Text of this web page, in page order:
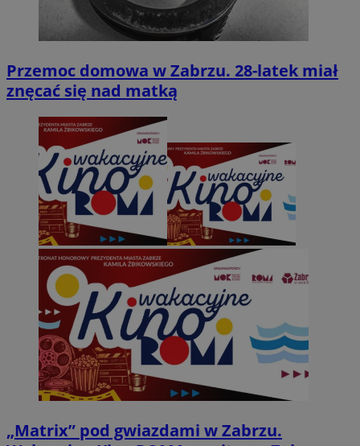
Przemoc domowa w Zabrzu. 28-latek miał
znęcać się nad matką
„Matrix” pod gwiazdami w Zabrzu.